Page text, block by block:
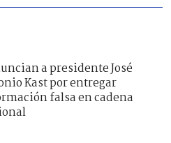
a presidente José
Kast por entregar
falsa en cadena